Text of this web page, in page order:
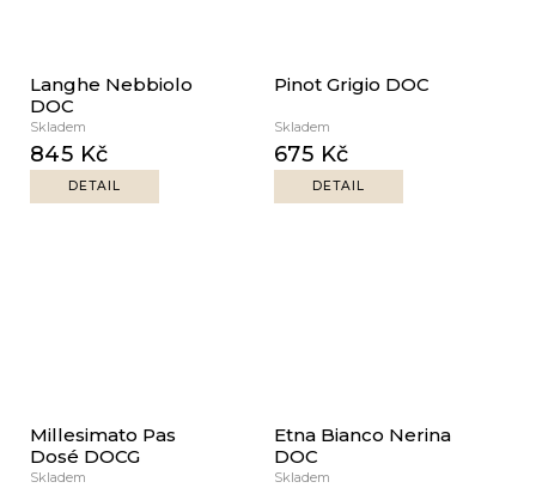
Langhe Nebbiolo
DOC
Skladem
845 Kč
DETAIL
Pinot Grigio DOC
Skladem
675 Kč
DETAIL
Millesimato Pas
Dosé DOCG
Skladem
Etna Bianco Nerina
DOC
Skladem